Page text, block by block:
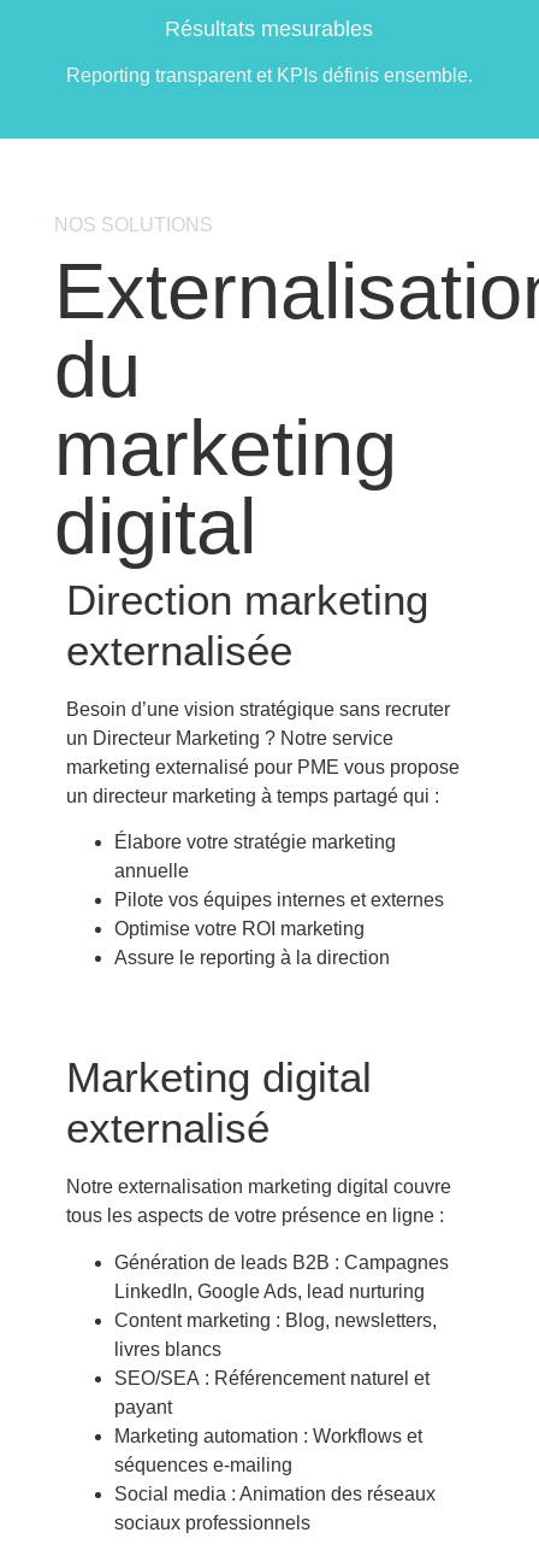
Résultats mesurables
Reporting transparent et KPIs définis ensemble.
NOS SOLUTIONS
du
marketing
digital
Direction marketing
externalisée
Besoin d’une vision stratégique sans recruter
un Directeur Marketing ? Notre service
marketing externalisé pour PME vous propose
un directeur marketing à temps partagé qui :
Élabore votre stratégie marketing
annuelle
Pilote vos équipes internes et externes
Optimise votre ROI marketing
Assure le reporting à la direction
Marketing digital
externalisé
Notre externalisation marketing digital couvre
tous les aspects de votre présence en ligne :
Génération de leads B2B : Campagnes
LinkedIn, Google Ads, lead nurturing
Content marketing : Blog, newsletters,
livres blancs
SEO/SEA : Référencement naturel et
payant
Marketing automation : Workflows et
séquences e-mailing
Social media : Animation des réseaux
sociaux professionnels